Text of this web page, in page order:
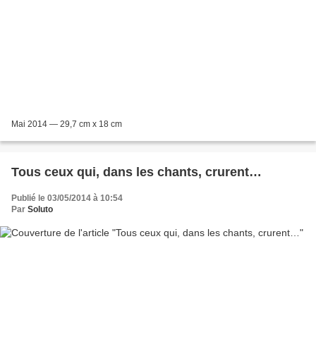
Mai 2014 — 29,7 cm x 18 cm
Tous ceux qui, dans les chants, crurent…
Publié le 03/05/2014 à 10:54
Par Soluto